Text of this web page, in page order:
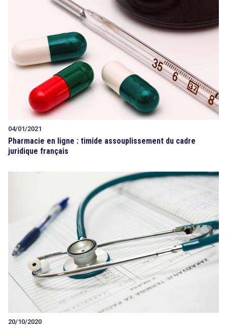
04/01/2021
Pharmacie en ligne : timide assouplissement du cadre
juridique français
20/10/2020